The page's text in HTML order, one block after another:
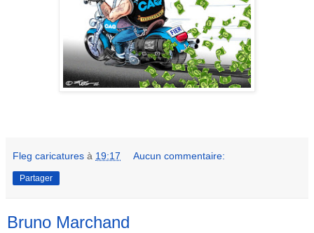
Fleg caricatures à 19:17 Aucun commentaire:
Partager
Bruno Marchand